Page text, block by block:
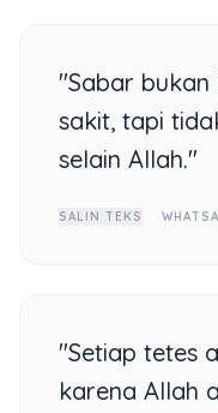
"Sabar
sakit, tapi
selain Allah."
SALIN TEKS
"Setiap tetes
karena Allah